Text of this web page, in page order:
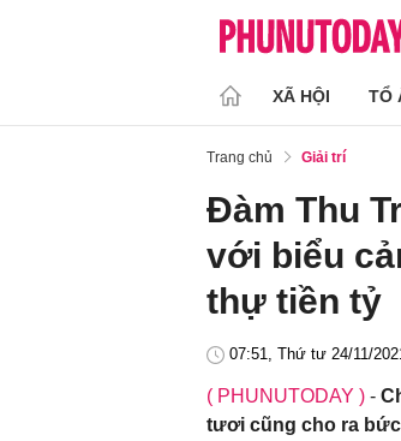
XÃ HỘI TỔ
Trang chủ Giải trí
Đàm Thu
với biểu
thự tiền tỷ
07:51, Thứ tư 24/11/
( PHUNUTODAY ) -
tươi cũng cho ra